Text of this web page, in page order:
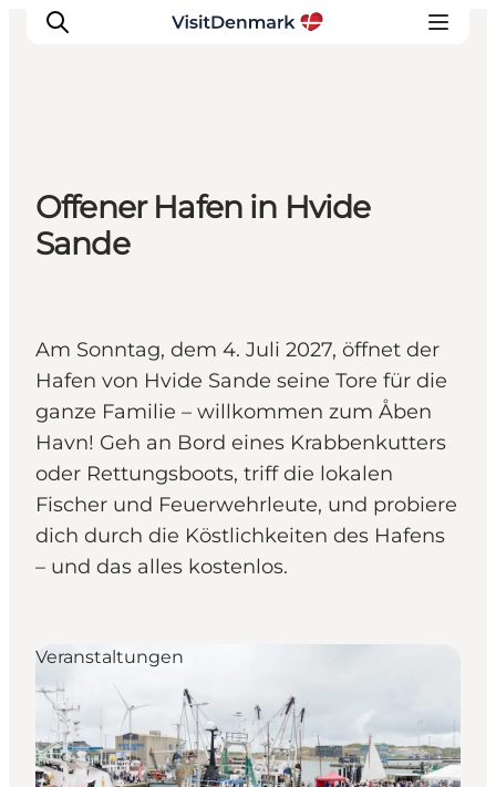
Inspiration
Regionen
Erlebnisse
Offener Hafen in Hvide
Sande
Am Sonntag, dem 4. Juli 2027, öffnet der
Hafen von Hvide Sande seine Tore für die
ganze Familie – willkommen zum Åben
Havn! Geh an Bord eines Krabbenkutters
oder Rettungsboots, triff die lokalen
Fischer und Feuerwehrleute, und probiere
dich durch die Köstlichkeiten des Hafens
– und das alles kostenlos.
Veranstaltungen